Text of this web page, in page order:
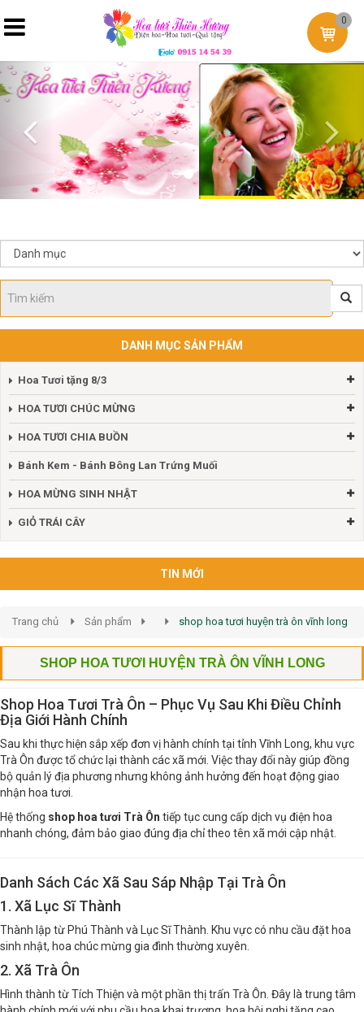
0
Previous
DANH MỤC SẢN PHẨM
Hoa Tươi tặng 8/3
Bánh Kem - Bánh Bông Lan Trứng Muối
HOA MỪNG SINH NHẬT
Trang chủ Sản phẩm shop hoa tươi huyện trà ôn vĩnh long
SHOP HOA TƯƠI HUYỆN TRÀ ÔN VĨNH LONG
Shop Hoa Tươi Trà Ôn – Phục Vụ Sau Khi Điều Chỉnh
Địa Giới Hành Chính
Sau khi thực hiện sắp xếp đơn vị hành chính tại tỉnh Vĩnh Long, khu vực
Trà Ôn được tổ chức lại thành các xã mới. Việc thay đổi này giúp đồng
bộ quản lý địa phương nhưng không ảnh hưởng đến hoạt động giao
nhận hoa tươi.
Hệ thống shop hoa tươi Trà Ôn
tiếp tục cung cấp dịch vụ điện hoa
nhanh chóng, đảm bảo giao đúng địa chỉ theo tên xã mới cập nhật.
Danh Sách Các Xã Sau Sáp Nhập Tại Trà Ôn
1. Xã Lục Sĩ Thành
Thành lập từ Phú Thành và Lục Sĩ Thành. Khu vực có nhu cầu đặt hoa
sinh nhật, hoa chúc mừng gia đình thường xuyên.
2. Xã Trà Ôn
Hình thành từ Tích Thiện và một phần thị trấn Trà Ôn. Đây là trung tâm